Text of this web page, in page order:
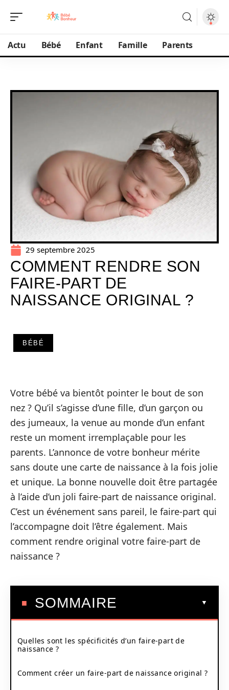
Actu Bébé Enfant Famille Parents
29 septembre 2025
COMMENT RENDRE SON
FAIRE-PART DE
NAISSANCE ORIGINAL ?
BÉBÉ
Votre bébé va bientôt pointer le bout de son
nez ? Qu’il s’agisse d’une fille, d’un garçon ou
des jumeaux, la venue au monde d’un enfant
reste un moment irremplaçable pour les
parents. L’annonce de votre bonheur mérite
sans doute une carte de naissance à la fois jolie
et unique. La bonne nouvelle doit être partagée
à l’aide d’un joli faire-part de naissance original.
C’est un événement sans pareil, le faire-part qui
l’accompagne doit l’être également. Mais
comment rendre original votre faire-part de
naissance ?
SOMMAIRE
Quelles sont les spécificités d’un faire-part de
naissance ?
Comment créer un faire-part de naissance original ?